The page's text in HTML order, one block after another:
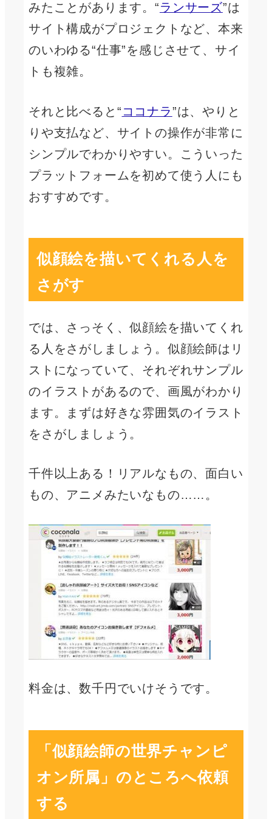
みたことがあります。“ランサーズ”は
サイト構成がプロジェクトなど、本来
のいわゆる“仕事”を感じさせて、サイ
トも複雑。
それと比べると“ ココナラ”は、やりと
りや支払など、サイトの操作が非常に
シンプルでわかりやすい。こういった
プラットフォームを初めて使う人にも
おすすめです。
似顔絵を描いてくれる人を
さがす
では、さっそく、似顔絵を描いてくれ
る人をさがしましょう。似顔絵師はリ
ストになっていて、それぞれサンプル
のイラストがあるので、画風がわかり
ます。まずは好きな雰囲気のイラスト
をさがしましょう。
千件以上ある！リアルなもの、面白い
もの、アニメみたいなもの……。
料金は、数千円でいけそうです。
「似顔絵師の世界チャンピ
オン所属」のところへ依頼
する